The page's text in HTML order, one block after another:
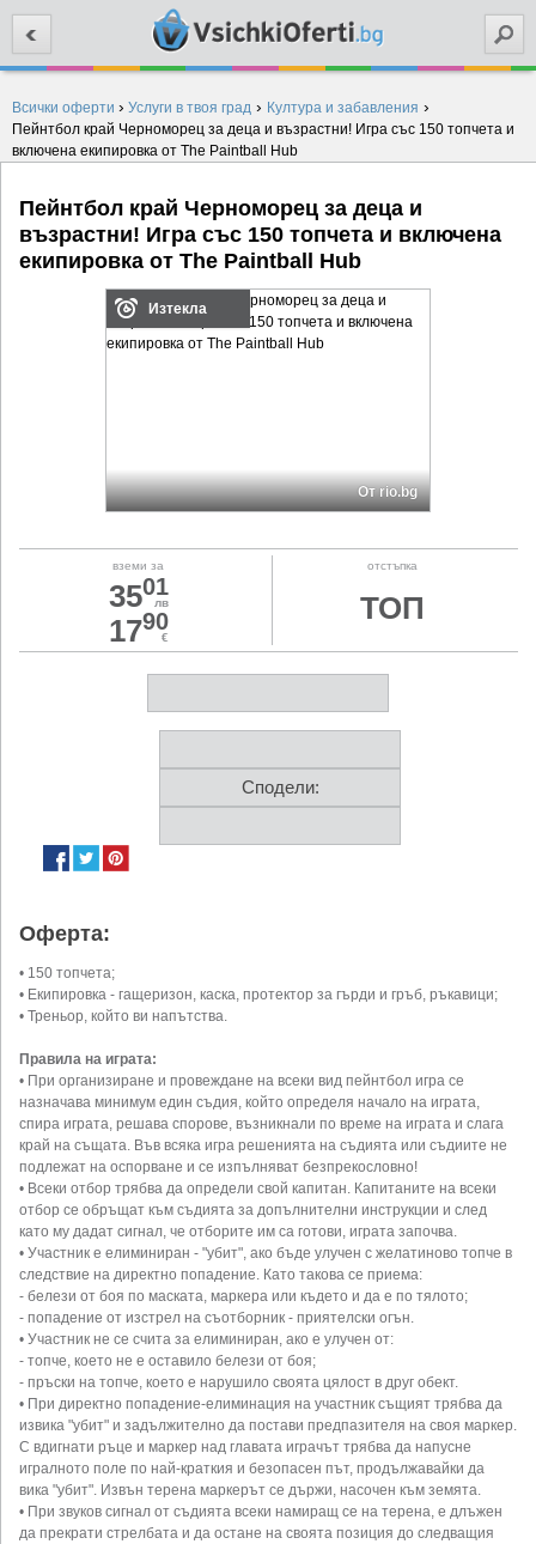
Всички оферти › Услуги в твоя град › Култура и забавления ›
Пейнтбол край Черноморец за деца и възрастни! Игра със 150 топчета и
включена екипировка от The Paintball Hub
Пейнтбол край Черноморец за деца и
възрастни! Игра със 150 топчета и включена
екипировка от The Paintball Hub
Изтекла
От rio.bg
вземи за
3501
лв
1790
€
отстъпка
ТОП
Сподели:
Оферта:
• 150 топчета;
• Екипировка - гащеризон, каска, протектор за гърди и гръб, ръкавици;
• Треньор, който ви напътства.
Правила на играта:
• При организиране и провеждане на всеки вид пейнтбол игра се
назначава минимум един съдия, който определя начало на играта,
спира играта, решава спорове, възникнали по време на играта и слага
край на същата. Във всяка игра решенията на съдията или съдиите не
подлежат на оспорване и се изпълняват безпрекословно!
• Всеки отбор трябва да определи свой капитан. Капитаните на всеки
отбор се обръщат към съдията за допълнителни инструкции и след
като му дадат сигнал, че отборите им са готови, играта започва.
• Участник е елиминиран - "убит", ако бъде улучен с желатиново топче в
следствие на директно попадение. Като такова се приема:
- белези от боя по маската, маркера или където и да е по тялото;
- попадение от изстрел на съотборник - приятелски огън.
• Участник не се счита за елиминиран, ако е улучен от:
- топче, което не е оставило белези от боя;
- пръски на топче, което е нарушило своята цялост в друг обект.
• При директно попадение-елиминация на участник същият трябва да
извика "убит" и задължително да постави предпазителя на своя маркер.
С вдигнати ръце и маркер над главата играчът трябва да напусне
игралното поле по най-краткия и безопасен път, продължавайки да
вика "убит". Извън терена маркерът се държи, насочен към земята.
• При звуков сигнал от съдията всеки намиращ се на терена, е длъжен
да прекрати стрелбата и да остане на своята позиция до следващия